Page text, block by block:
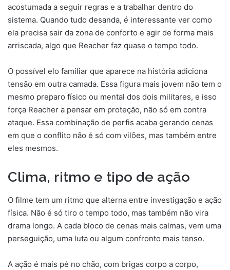
acostumada a seguir regras e a trabalhar dentro do
sistema. Quando tudo desanda, é interessante ver como
ela precisa sair da zona de conforto e agir de forma mais
arriscada, algo que Reacher faz quase o tempo todo.
O possível elo familiar que aparece na história adiciona
tensão em outra camada. Essa figura mais jovem não tem o
mesmo preparo físico ou mental dos dois militares, e isso
força Reacher a pensar em proteção, não só em contra
ataque. Essa combinação de perfis acaba gerando cenas
em que o conflito não é só com vilões, mas também entre
eles mesmos.
Clima, ritmo e tipo de ação
O filme tem um ritmo que alterna entre investigação e ação
física. Não é só tiro o tempo todo, mas também não vira
drama longo. A cada bloco de cenas mais calmas, vem uma
perseguição, uma luta ou algum confronto mais tenso.
A ação é mais pé no chão, com brigas corpo a corpo,